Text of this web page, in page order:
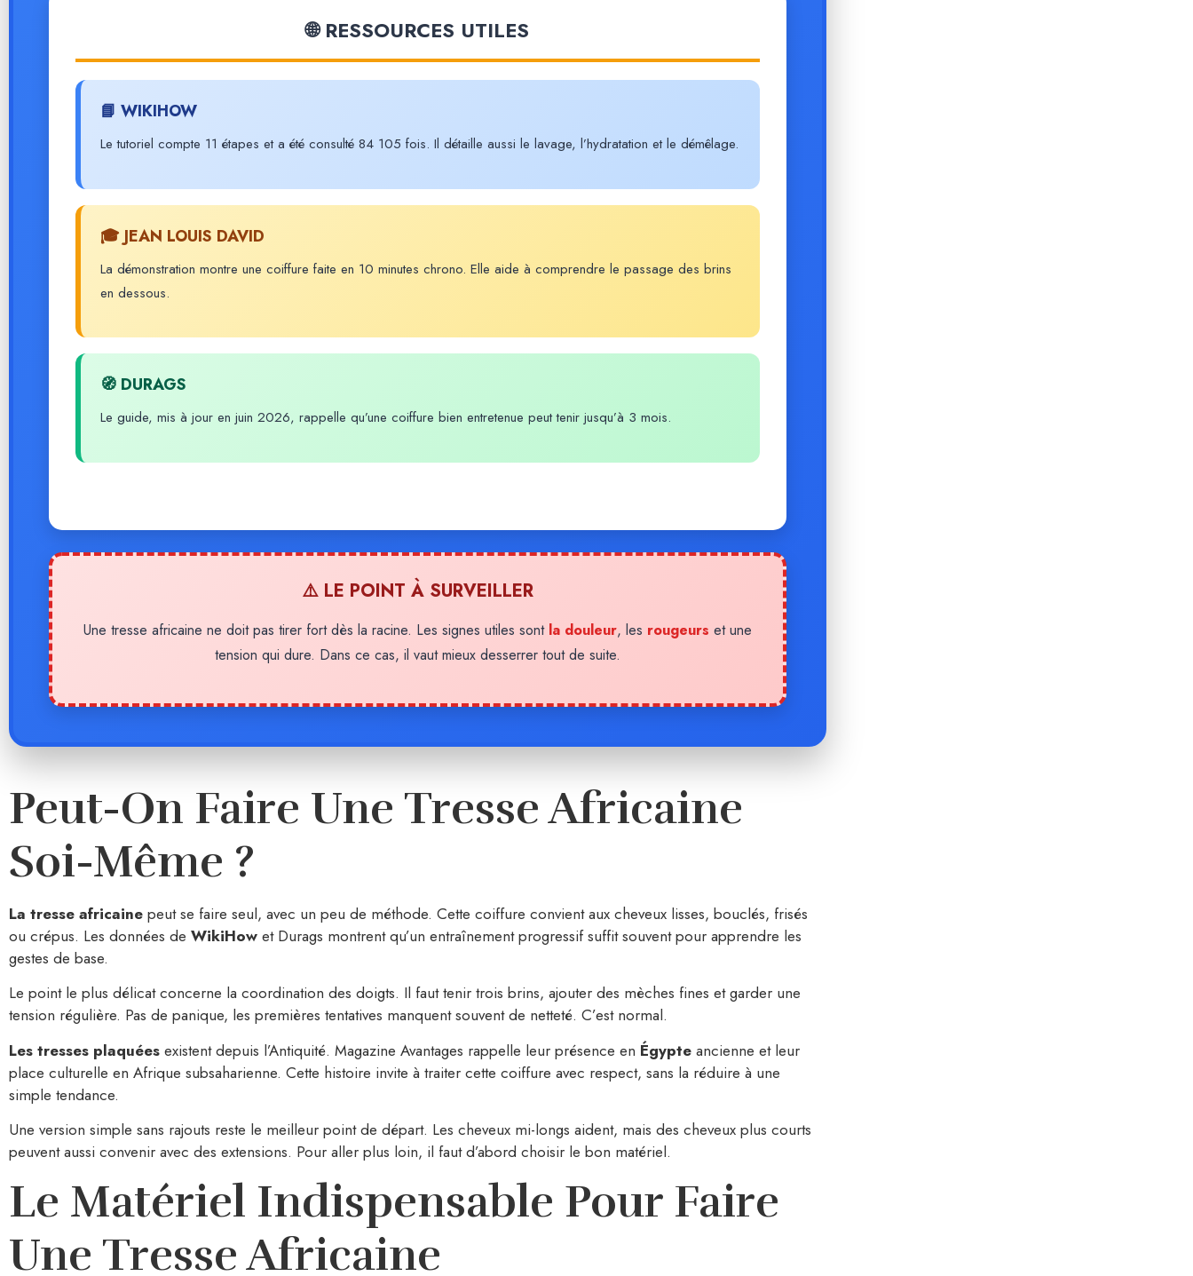
🌐 RESSOURCES UTILES
📘 WIKIHOW
Le tutoriel compte 11 étapes et a été consulté 84 105 fois. Il détaille aussi le lavage, l’hydratation et le démêlage.
🎓 JEAN LOUIS DAVID
La démonstration montre une coiffure faite en 10 minutes chrono. Elle aide à comprendre le passage des brins
en dessous.
🧭 DURAGS
Le guide, mis à jour en juin 2026, rappelle qu’une coiffure bien entretenue peut tenir jusqu’à 3 mois.
⚠️ LE POINT À SURVEILLER
Une tresse africaine ne doit pas tirer fort dès la racine. Les signes utiles sont la douleur, les rougeurs et une
tension qui dure. Dans ce cas, il vaut mieux desserrer tout de suite.
Peut-On Faire Une Tresse Africaine
Soi-Même ?
La tresse africaine peut se faire seul, avec un peu de méthode. Cette coiffure convient aux cheveux lisses, bouclés, frisés
ou crépus. Les données de WikiHow et Durags montrent qu’un entraînement progressif suffit souvent pour apprendre les
gestes de base.
Le point le plus délicat concerne la coordination des doigts. Il faut tenir trois brins, ajouter des mèches fines et garder une
tension régulière. Pas de panique, les premières tentatives manquent souvent de netteté. C’est normal.
Les tresses plaquées existent depuis l’Antiquité. Magazine Avantages rappelle leur présence en Égypte ancienne et leur
place culturelle en Afrique subsaharienne. Cette histoire invite à traiter cette coiffure avec respect, sans la réduire à une
simple tendance.
Une version simple sans rajouts reste le meilleur point de départ. Les cheveux mi-longs aident, mais des cheveux plus courts
peuvent aussi convenir avec des extensions. Pour aller plus loin, il faut d’abord choisir le bon matériel.
Le Matériel Indispensable Pour Faire
Une Tresse Africaine